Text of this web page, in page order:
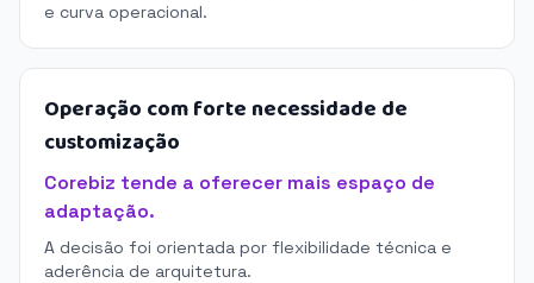
e curva operacional.
Operação com forte necessidade de
customização
Corebiz tende a oferecer mais espaço de
adaptação.
A decisão foi orientada por flexibilidade técnica e
aderência de arquitetura.